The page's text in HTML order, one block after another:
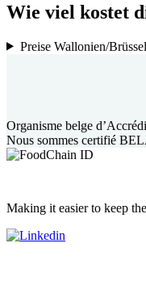
Wie viel kostet
Preise Wallonien/Brüssel
Organisme belge
Nous sommes certifié
Making it easier to keep